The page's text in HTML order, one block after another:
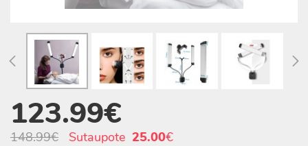
123.99€
148.99€ Sutaupote 25.00€